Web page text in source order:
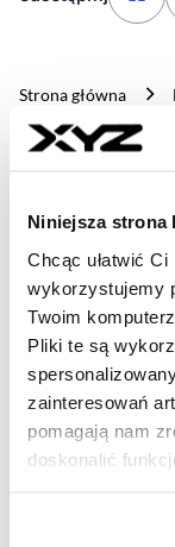
Niniejsza strona
Chcąc ułatwić
wykorzystujemy
Twoim
Pliki te są
zainteresowań
pomagają nam
doskonalić
13 min temu
Plan A i
swoje
20:39
Strona główna
2050 kieruje